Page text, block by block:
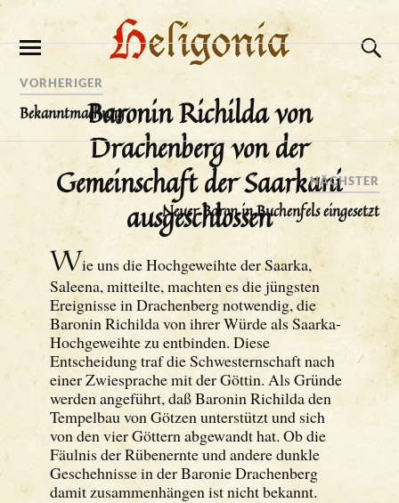
Baronin Richilda von
Drachenberg von der
Gemeinschaft der Saarkani
ausgeschlossen
Wie uns die Hochgeweihte der Saarka,
Saleena, mitteilte, machten es die jüngsten
Ereignisse in Drachenberg notwendig, die
Baronin Richilda von ihrer Würde als Saarka-
Hochgeweihte zu entbinden. Diese
Entscheidung traf die Schwesternschaft nach
einer Zwiesprache mit der Göttin. Als Gründe
werden angeführt, daß Baronin Richilda den
Tempelbau von Götzen unterstützt und sich
von den vier Göttern abgewandt hat. Ob die
Fäulnis der Rübenernte und andere dunkle
Geschehnisse in der Baronie Drachenberg
damit zusammenhängen ist nicht bekannt.
VORHERIGER
Bekanntmachung
NÄCHSTER
Neuer Baron in Buchenfels eingesetzt